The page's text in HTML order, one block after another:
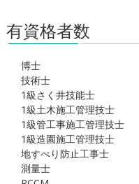
有資格者数
博士
技術士
1級さく井技能士
1級土木施工管理技士
1級管工事施工管理技士
1級造園施工管理技士
地すべり防止工事士
測量士